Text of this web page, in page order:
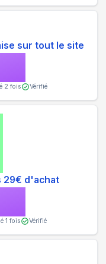
sur tout le site
2 fois Vérifié
29€ d'achat
1 fois Vérifié